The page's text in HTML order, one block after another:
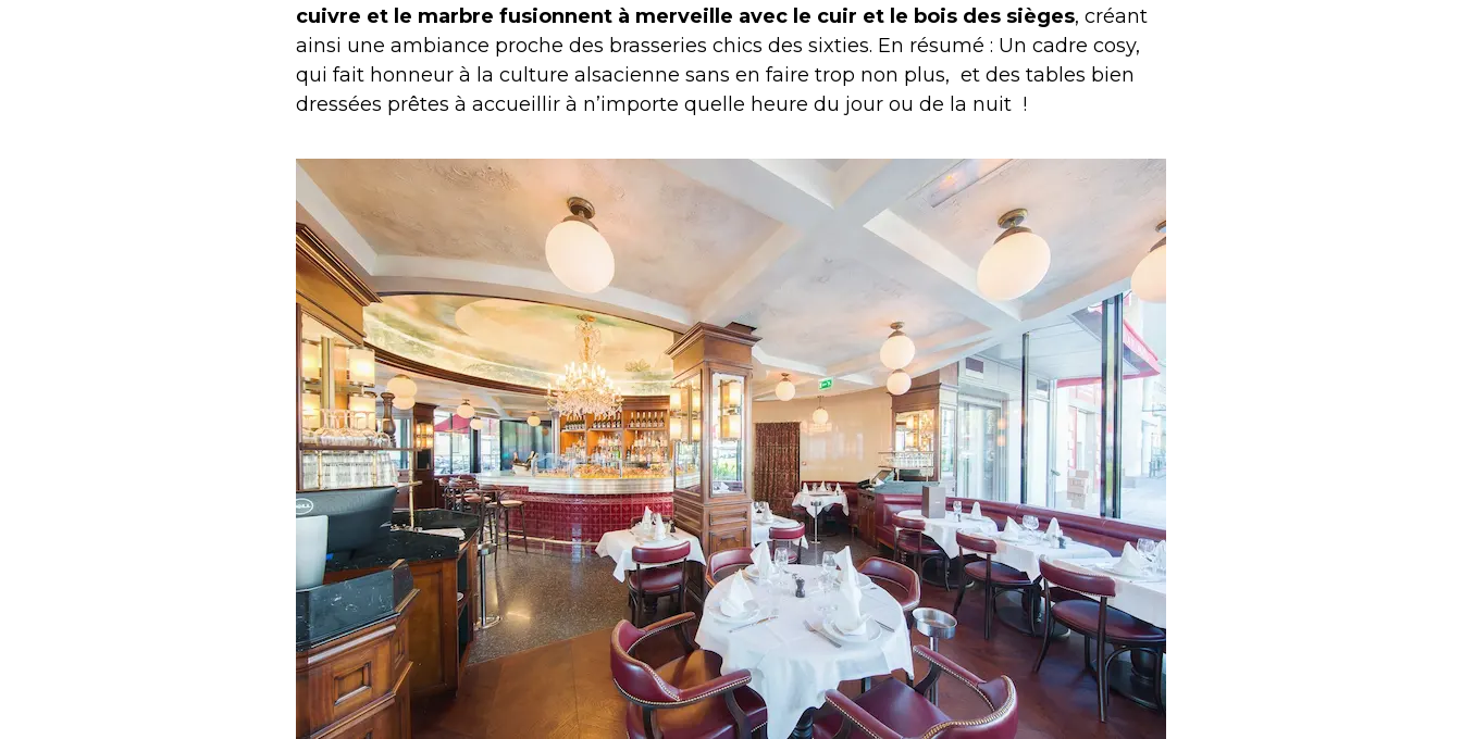
cuivre et le marbre fusionnent à merveille avec le cuir et le bois des sièges, créant
ainsi une ambiance proche des brasseries chics des sixties. En résumé : Un cadre cosy,
qui fait honneur à la culture alsacienne sans en faire trop non plus, et des tables bien
dressées prêtes à accueillir à n’importe quelle heure du jour ou de la nuit !